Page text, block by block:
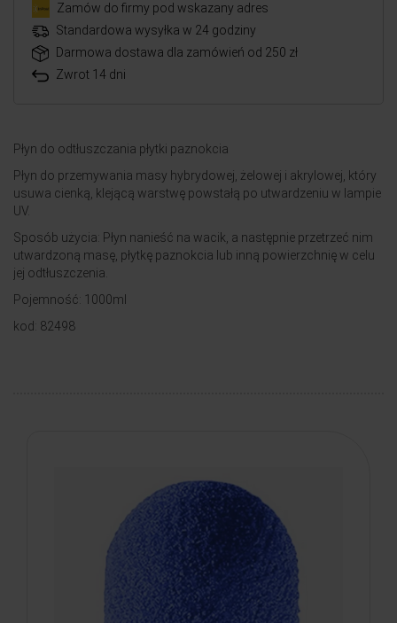
Zamów do firmy pod wskazany adres
Standardowa wysyłka w 24 godziny
Darmowa dostawa dla zamówień od 250 zł
Zwrot 14 dni
Płyn do odtłuszczania płytki paznokcia
Płyn do przemywania masy hybrydowej, żelowej i akrylowej, który
usuwa cienką, klejącą warstwę powstałą po utwardzeniu w lampie
UV.
Sposób użycia: Płyn nanieść na wacik, a następnie przetrzeć nim
utwardzoną masę, płytkę paznokcia lub inną powierzchnię w celu
jej odtłuszczenia.
Pojemność: 1000ml
kod: 82498